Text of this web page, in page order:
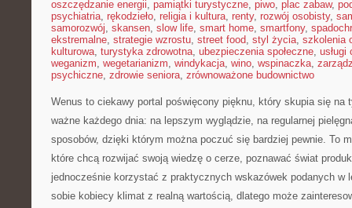
oszczędzanie energii, pamiątki turystyczne, piwo, plac zabaw,
psychiatria, rękodzieło, religia i kultura, renty, rozwój osobisty,
samorozwój, skansen, slow life, smart home, smartfony,
ekstremalne, strategie wzrostu, street food, styl życia, szkolenia
kulturowa, turystyka zdrowotna, ubezpieczenia społeczne, usługi
weganizm, wegetarianizm, windykacja, wino, wspinaczka,
psychiczne, zdrowie seniora, zrównoważone budownictwo
Wenus to ciekawy portal poświęcony pięknu, który skupia się na
ważne każdego dnia: na lepszym wyglądzie, na regularnej
sposobów, dzięki którym można poczuć się bardziej pewnie. To
które chcą rozwijać swoją wiedzę o cerze, poznawać świat
jednocześnie korzystać z praktycznych wskazówek podanych w
sobie kobiecy klimat z realną wartością, dlatego może